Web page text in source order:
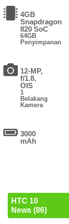
4GB
Snapdragon
820 SoC
64GB
Penyimpanan
12-MP,
f/1.8,
OIS
1
Belakang
Kamera
3000
mAh
HTC 10
News (86)